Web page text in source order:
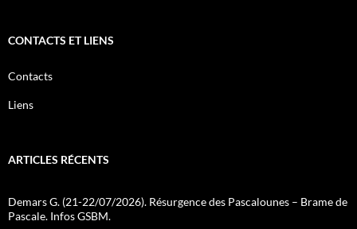
CONTACTS ET LIENS
Contacts
Liens
ARTICLES RÉCENTS
Demars G. (21-22/07/2026). Résurgence des Pascalounes – Brame de
Pascale. Infos GSBM.